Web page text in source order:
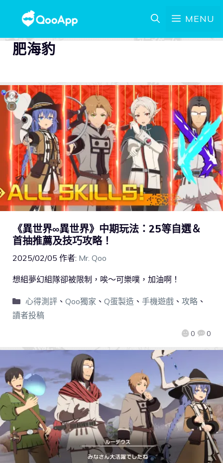
MENU
肥海豹
《異世界∞異世界》中期玩法：25等自選＆
首抽推薦及技巧攻略！
2025/02/05 作者: Mr. Qoo
0 0
想組夢幻組隊卻被限制，唉～可樂噗，加油啊！
心得測評、 Qoo獨家 、 Q蛋製造 、 手機遊戲、 攻略、
讀者投稿